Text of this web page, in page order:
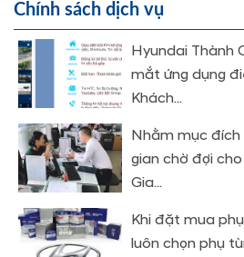
Chính sách dịch vụ
Hyundai Thành
mắt ứng dụng
Khách...
Nhằm mục
gian chờ đợi
Gia...
Khi đặt mua
luôn chọn phụ